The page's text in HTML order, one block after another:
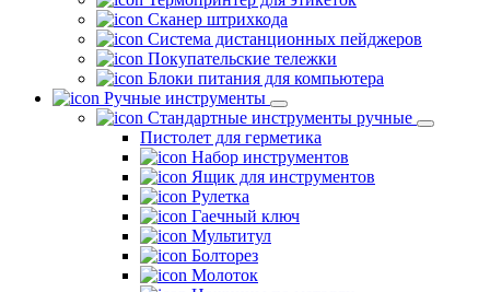
Сканер штрихкода
Система дистанционных пейджеров
Покупательские тележки
Блоки питания для компьютера
Ручные инструменты
Стандартные инструменты ручные
Пистолет для герметика
Набор инструментов
Ящик для инструментов
Рулетка
Гаечный ключ
Мультитул
Болторез
Молоток